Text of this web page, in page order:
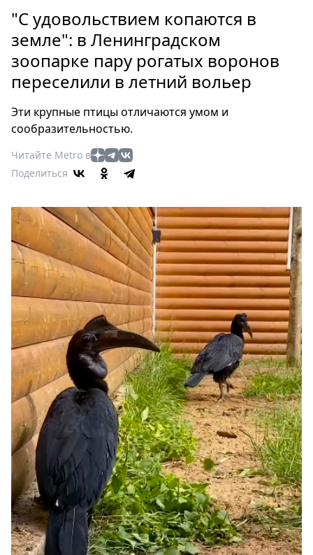
Россия
Мир
Здоровье
Еда
Мода
Театр
Кино
Афиша
Выставки
Пресс-
релизы
О
Metro
Стримы
Спецпроекты
Звезды
Выборы
2026
Скачай
Metro
"С удовольствием копаются в
земле": в Ленинградском
зоопарке пару рогатых воронов
переселили в летний вольер
Эти крупные птицы отличаются умом и
сообразительностью.
Читайте Metro в
Поделиться